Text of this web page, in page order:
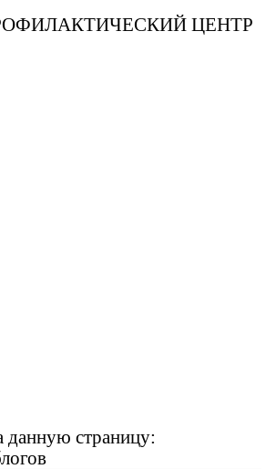
ЦЕНТР
данную страницу: